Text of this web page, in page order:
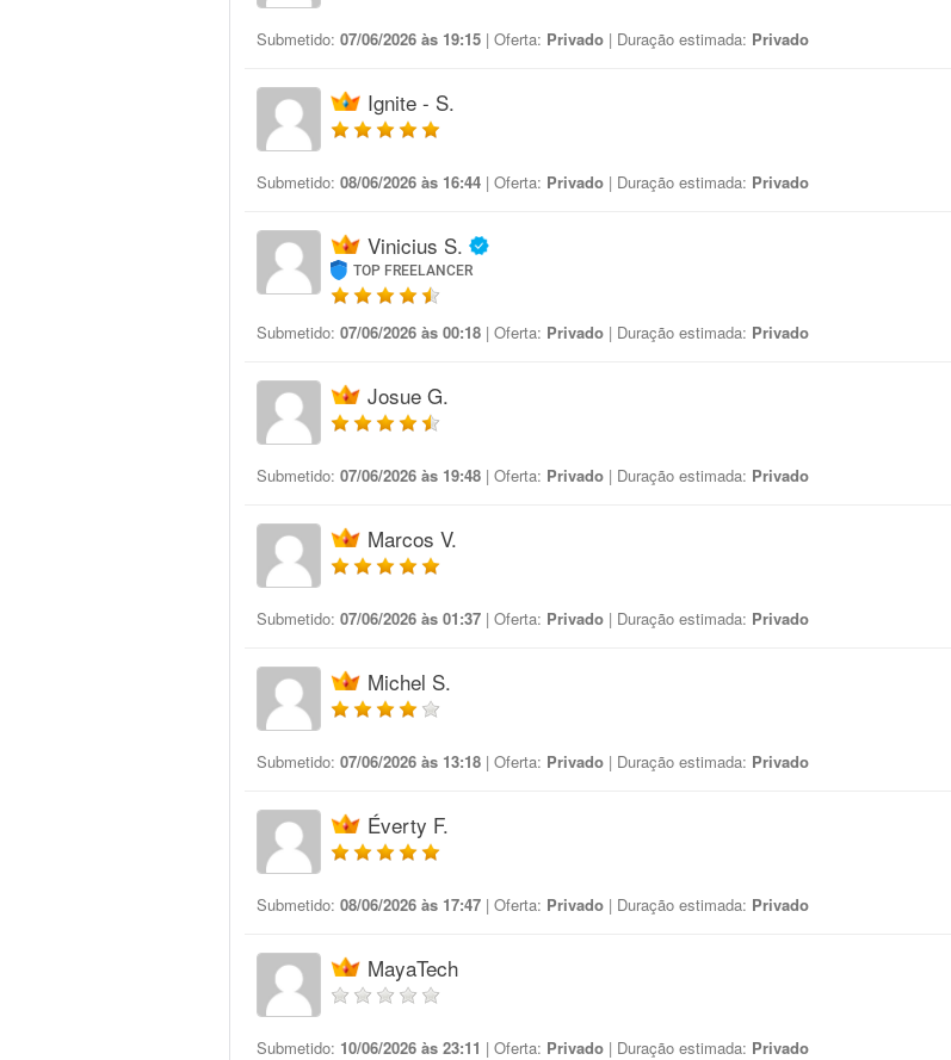
Submetido: 07/06/2026 às 19:15 | Oferta: Privado | Duração estimada: Privado
Ignite - S.
Submetido: 08/06/2026 às 16:44 | Oferta: Privado | Duração estimada: Privado
Vinicius S.
TOP FREELANCER
Submetido: 07/06/2026 às 00:18 | Oferta: Privado | Duração estimada: Privado
Josue G.
Submetido: 07/06/2026 às 19:48 | Oferta: Privado | Duração estimada: Privado
Marcos V.
Submetido: 07/06/2026 às 01:37 | Oferta: Privado | Duração estimada: Privado
Michel S.
Submetido: 07/06/2026 às 13:18 | Oferta: Privado | Duração estimada: Privado
Éverty F.
Submetido: 08/06/2026 às 17:47 | Oferta: Privado | Duração estimada: Privado
MayaTech
Submetido: 10/06/2026 às 23:11 | Oferta: Privado | Duração estimada: Privado